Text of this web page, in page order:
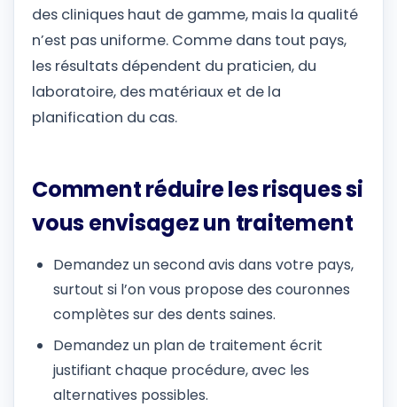
des cliniques haut de gamme, mais la qualité
n’est pas uniforme. Comme dans tout pays,
les résultats dépendent du praticien, du
laboratoire, des matériaux et de la
planification du cas.
Comment réduire les risques si
vous envisagez un traitement
Demandez un second avis dans votre pays,
surtout si l’on vous propose des couronnes
complètes sur des dents saines.
Demandez un plan de traitement écrit
justifiant chaque procédure, avec les
alternatives possibles.